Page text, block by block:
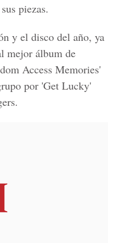
piezas.
y el disco del año, ya
mejor álbum de
Access Memories'
por 'Get Lucky'